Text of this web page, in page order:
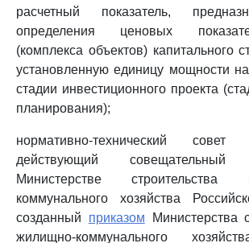
расчетный показатель,
определения ценовых
(комплекса объектов) капитального
установленную единицу мощности
стадии инвестиционного проекта
планирования);
нормативно-технический
действующий
Министерстве
коммунального хозяйства
созданный приказом Министерства
жилищно-коммунального